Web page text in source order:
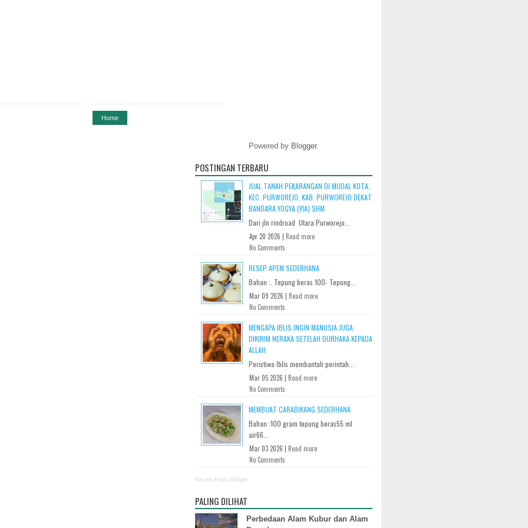
Home
Powered by Blogger.
POSTINGAN TERBARU
JUAL TANAH PEKARANGAN DI MUDAL KOTA,
KEC. PURWOREJO, KAB. PURWOREJO DEKAT
BANDARA YOGYA (YIA) SHM
Dari jln rindroad Utara Purworejo...
Apr 20 2026 | Read more
No Comments
RESEP APEM SEDERHANA
Bahan :. Tepung beras 100- Tepung...
Mar 09 2026 | Read more
No Comments
MENGAPA IBLIS INGIN MANUSIA JUGA
DIKIRIM NERAKA SETELAH DURHAKA KEPADA
ALLAH
Peristiwa Iblis membantah perintah...
Mar 05 2026 | Read more
No Comments
MEMBUAT CARABIKANG SEDERHANA
Bahan :100 gram tepung beras55 ml
air66...
Mar 03 2026 | Read more
No Comments
Recent Posts Widget
PALING DILIHAT
Perbedaan Alam Kubur dan Alam